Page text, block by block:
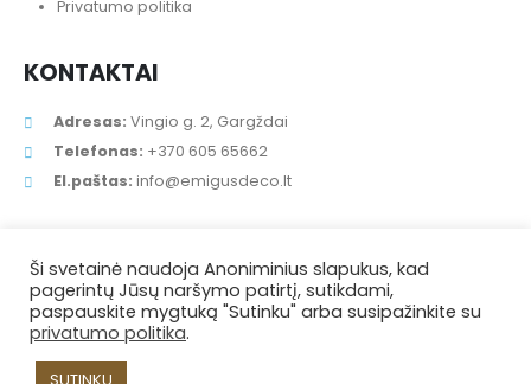
Kontaktai
Adresas:Vingio g. 2, Gargždai
Telefonas:+370 605 65662
Ši svetainė naudoja Anoniminius slapukus, kad
pagerintų Jūsų naršymo patirtį, sutikdami,
paspauskite mygtuką "Sutinku" arba susipažinkite su
privatumo politika.